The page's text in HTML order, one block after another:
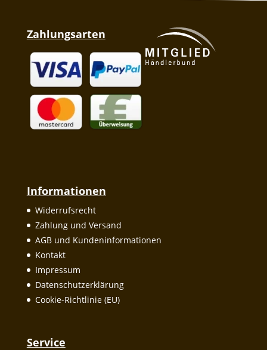
Zahlungsarten
Informationen
Widerrufsrecht
Zahlung und Versand
AGB und Kundeninformationen
Kontakt
Impressum
Datenschutzerklärung
Cookie-Richtlinie (EU)
Service